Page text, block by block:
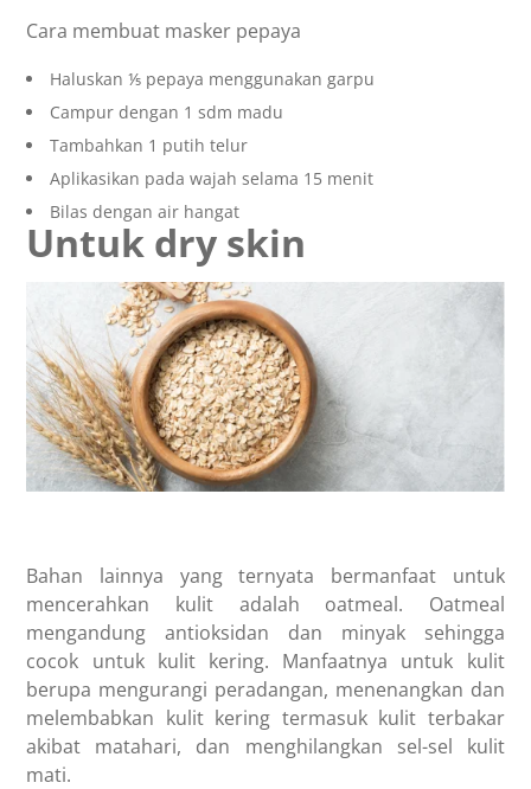
Cara membuat masker pepaya
Haluskan ⅕ pepaya menggunakan garpu
Campur dengan 1 sdm madu
Tambahkan 1 putih telur
Aplikasikan pada wajah selama 15 menit
Bilas dengan air hangat
Untuk dry skin
Bahan lainnya yang ternyata bermanfaat untuk
mencerahkan kulit adalah oatmeal. Oatmeal
mengandung antioksidan dan minyak sehingga
cocok untuk kulit kering. Manfaatnya untuk kulit
berupa mengurangi peradangan, menenangkan dan
melembabkan kulit kering termasuk kulit terbakar
akibat matahari, dan menghilangkan sel-sel kulit
mati.